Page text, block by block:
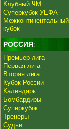
Клубный ЧМ
Суперкубок УЕФА
Межконтинентальный
кубок
РОССИЯ:
Премьер-лига
Первая лига
Вторая лига
Кубок России
Календарь
Бомбардиры
Суперкубок
Тренеры
Судьи